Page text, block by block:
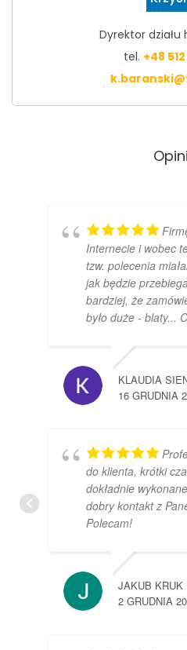
Dyrektor działu
tel. +48
Internecie i wobec
tzw. polecenia
jak będzie
bardziej, że
było duże - blaty...
KLAUDIA
16 GRUDNIA
do klienta, krótki
dokładnie
dobry kontakt z
Polecam!
JAKUB KRUK
2 GRUDNIA